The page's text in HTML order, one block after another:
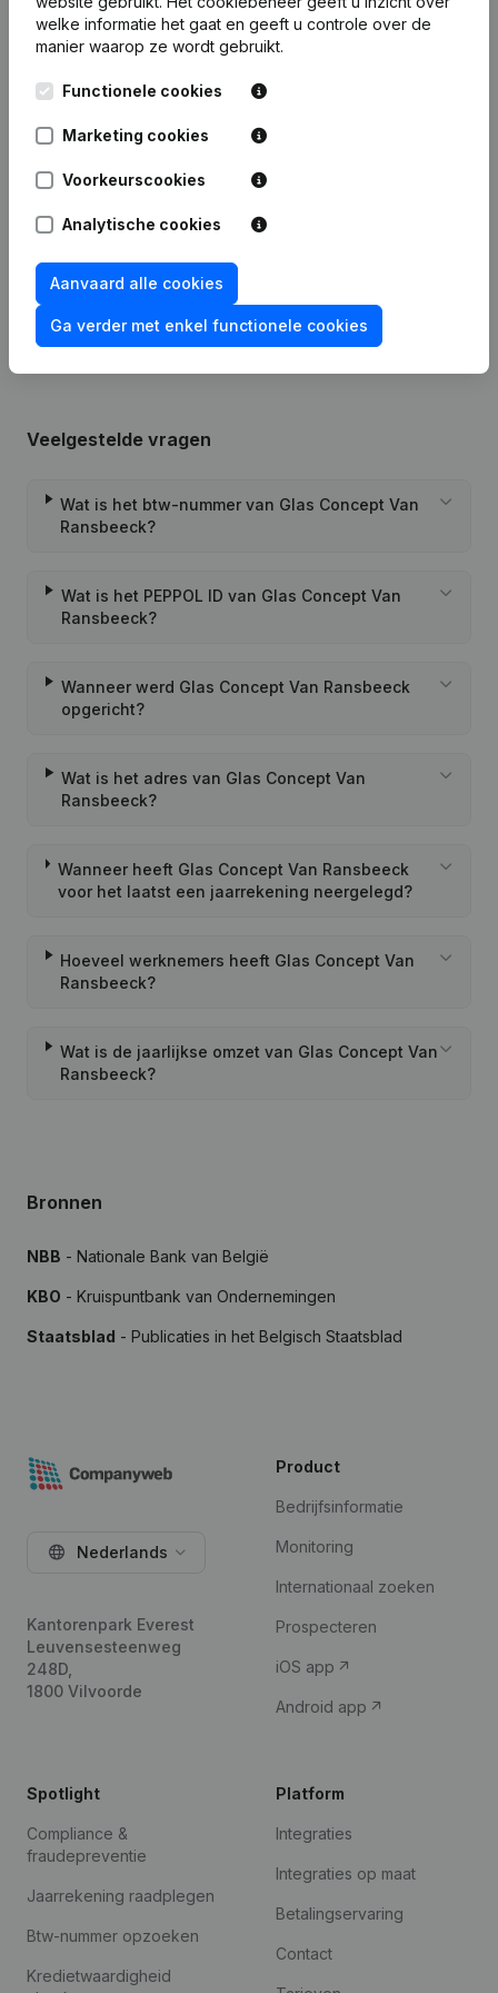
Publicatiesvan Glas Concept Van Ransbeeck
17-06-2019 Diversen
06-12-2016
Rubriek Oprichting (Nieuwe
Rechtspersoon, Opening Bijkantoor,
enz...)
Veelgestelde vragen
Wat is het btw-nummer van Glas Concept Van
Ransbeeck?
Wat is het PEPPOL ID van Glas Concept Van
Ransbeeck?
Wanneer werd Glas Concept Van Ransbeeck
opgericht?
Wat is het adres van Glas Concept Van
Ransbeeck?
Wanneer heeft Glas Concept Van Ransbeeck
voor het laatst een jaarrekening neergelegd?
Hoeveel werknemers heeft Glas Concept Van
Ransbeeck?
Wat is de jaarlijkse omzet van Glas Concept Van
Ransbeeck?
Bronnen
NBB - Nationale Bank van België
KBO - Kruispuntbank van Ondernemingen
Staatsblad - Publicaties in het Belgisch Staatsblad
welke informatie het gaat en geeft u controle over de
manier waarop ze wordt gebruikt.
Functionele cookies
Marketing cookies
Voorkeurscookies
Analytische cookies
Aanvaard alle cookies
Ga verder met enkel functionele cookies
Nederlands
Kantorenpark Everest
Leuvensesteenweg
248D,
1800 Vilvoorde
Product
Bedrijfsinformatie
Monitoring
Internationaal zoeken
Prospecteren
iOS app
Android app
Spotlight
Compliance &
fraudepreventie
Jaarrekening raadplegen
Btw-nummer opzoeken
Kredietwaardigheid
Platform
Integraties
Integraties op maat
Betalingservaring
Contact